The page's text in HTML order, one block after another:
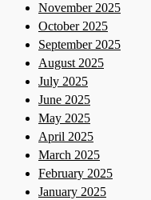
November 2025
October 2025
September 2025
August 2025
July 2025
June 2025
May 2025
April 2025
March 2025
February 2025
January 2025